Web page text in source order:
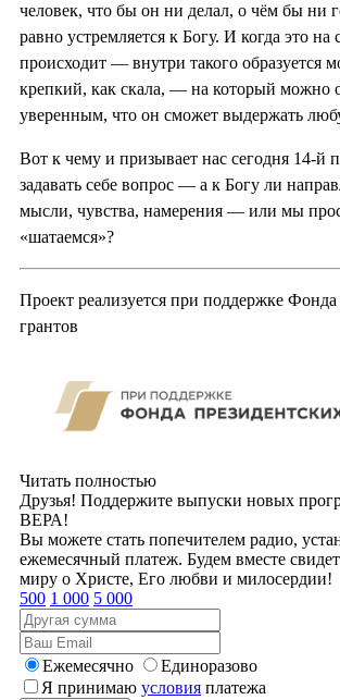
человек, что бы он ни делал, о чём бы ни
равно устремляется к Богу. И когда это на
происходит — внутри такого образуется
крепкий, как скала, — на который можно
уверенным, что он сможет выдержать
Вот к чему и призывает нас сегодня 14-й
задавать себе вопрос — а к Богу ли
мысли, чувства, намерения — или мы
«шатаемся»?
Проект реализуется при поддержке Фонда
грантов
Читать полностью
Друзья! Поддержите выпуски новых
ВЕРА!
Вы можете стать попечителем радио,
ежемесячный платеж. Будем вместе
миру о Христе, Его любви и милосердии!
500 1 000 5 000
Ежемесячно
Единоразово
Я принимаю условия платежа